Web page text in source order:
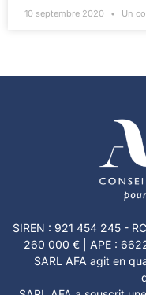
10 septembre 2020 Un
SIREN : 921 454 245 -
260 000 € | APE :
SARL AFA agit en